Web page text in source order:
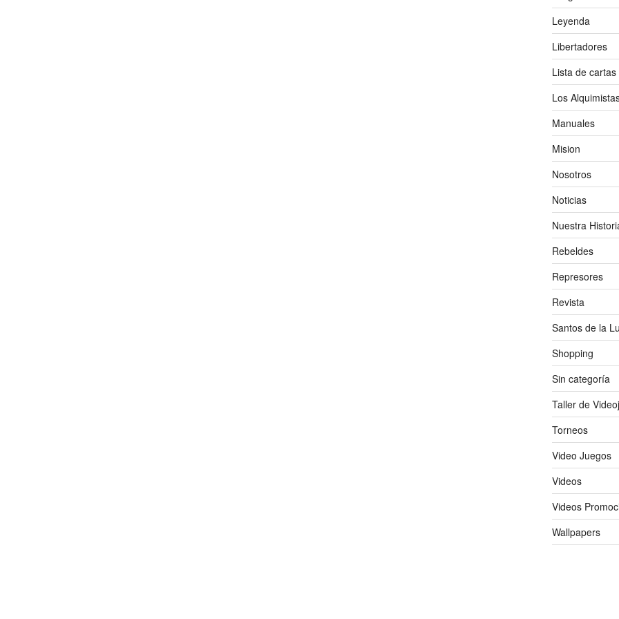
Leyenda
Libertadores
Lista de cartas
Los
Manuales
Mision
Nosotros
Noticias
Nuestra
Rebeldes
Represores
Revista
Santos de la
Shopping
Sin categoría
Taller de
Torneos
Video Juegos
Videos
Videos
Wallpapers